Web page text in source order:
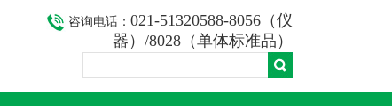
咨询电话： 021-51320588-8056（仪
器）/8028（单体标准品）